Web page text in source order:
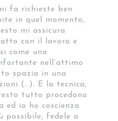
fa richieste ben
in quel momento,
mi assicura
con il lavoro e
come una
nell’attimo
spazia in una
(…). E la tecnica,
tutto procedono
ed io ho coscienza
possibile, fedele a